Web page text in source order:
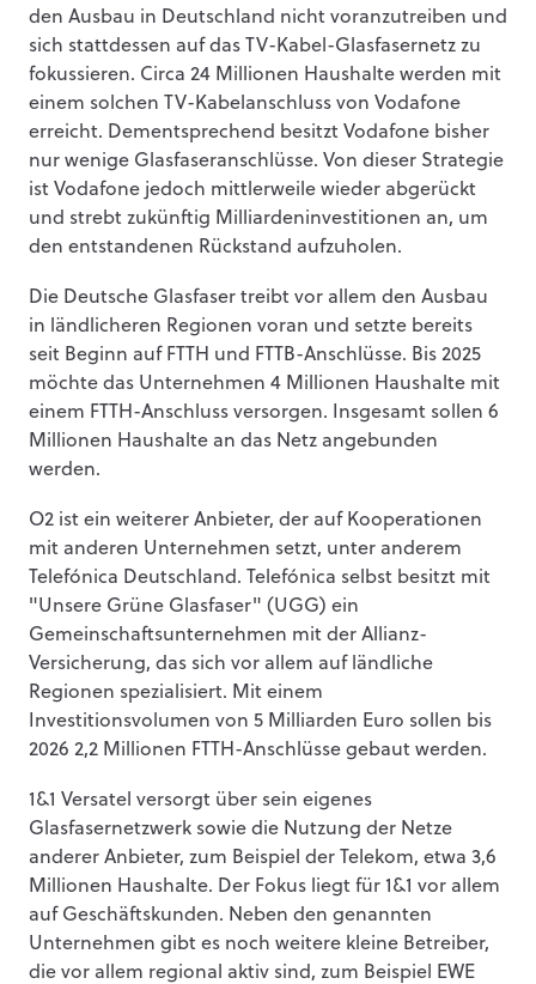
den Ausbau in Deutschland nicht voranzutreiben und
sich stattdessen auf das TV-Kabel-Glasfasernetz zu
fokussieren. Circa 24 Millionen Haushalte werden mit
einem solchen TV-Kabelanschluss von Vodafone
erreicht. Dementsprechend besitzt Vodafone bisher
nur wenige Glasfaseranschlüsse. Von dieser Strategie
ist Vodafone jedoch mittlerweile wieder abgerückt
und strebt zukünftig Milliardeninvestitionen an, um
den entstandenen Rückstand aufzuholen.
Die Deutsche Glasfaser treibt vor allem den Ausbau
in ländlicheren Regionen voran und setzte bereits
seit Beginn auf FTTH und FTTB-Anschlüsse. Bis 2025
möchte das Unternehmen 4 Millionen Haushalte mit
einem FTTH-Anschluss versorgen. Insgesamt sollen 6
Millionen Haushalte an das Netz angebunden
werden.
O2 ist ein weiterer Anbieter, der auf Kooperationen
mit anderen Unternehmen setzt, unter anderem
Telefónica Deutschland. Telefónica selbst besitzt mit
"Unsere Grüne Glasfaser" (UGG) ein
Gemeinschaftsunternehmen mit der Allianz-
Versicherung, das sich vor allem auf ländliche
Regionen spezialisiert. Mit einem
Investitionsvolumen von 5 Milliarden Euro sollen bis
2026 2,2 Millionen FTTH-Anschlüsse gebaut werden.
1&1 Versatel versorgt über sein eigenes
Glasfasernetzwerk sowie die Nutzung der Netze
anderer Anbieter, zum Beispiel der Telekom, etwa 3,6
Millionen Haushalte. Der Fokus liegt für 1&1 vor allem
auf Geschäftskunden. Neben den genannten
Unternehmen gibt es noch weitere kleine Betreiber,
die vor allem regional aktiv sind, zum Beispiel EWE